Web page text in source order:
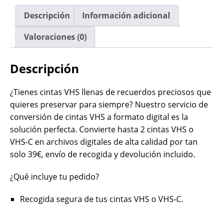
Descripción
Información adicional
Valoraciones (0)
Descripción
¿Tienes cintas VHS llenas de recuerdos preciosos que
quieres preservar para siempre? Nuestro servicio de
conversión de cintas VHS a formato digital es la
solución perfecta. Convierte hasta 2 cintas VHS o
VHS-C en archivos digitales de alta calidad por tan
solo 39€, envío de recogida y devolución incluido.
¿Qué incluye tu pedido?
Recogida segura de tus cintas VHS o VHS-C.